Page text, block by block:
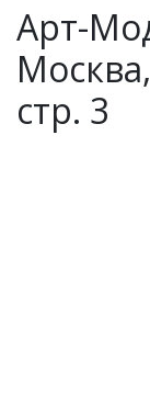
Арт-
стр. 3